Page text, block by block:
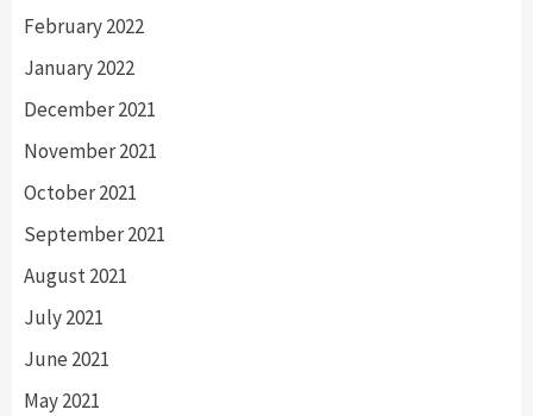
February 2022
January 2022
December 2021
November 2021
October 2021
September 2021
August 2021
July 2021
June 2021
May 2021